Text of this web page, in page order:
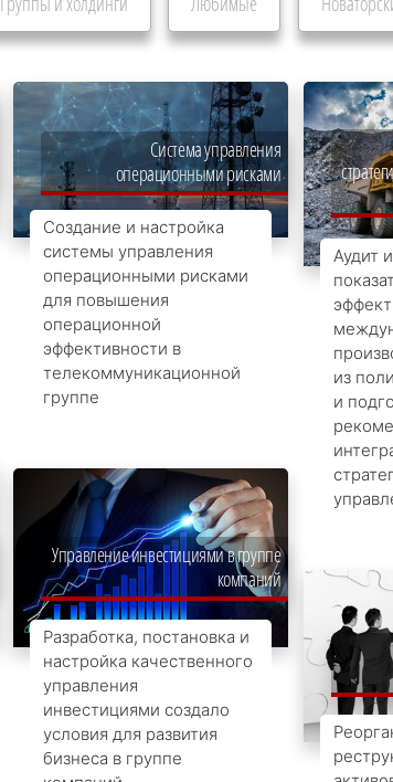
Система управления
операционными рисками
Создание и настройка
системы управления
операционными рисками
для повышения
операционной
эффективности в
телекоммуникационной
группе
Аудит
из
и
Управление инвестициями в группе
компаний
Разработка, постановка и
настройка качественного
управления
инвестициями создало
условия для развития
бизнеса в группе